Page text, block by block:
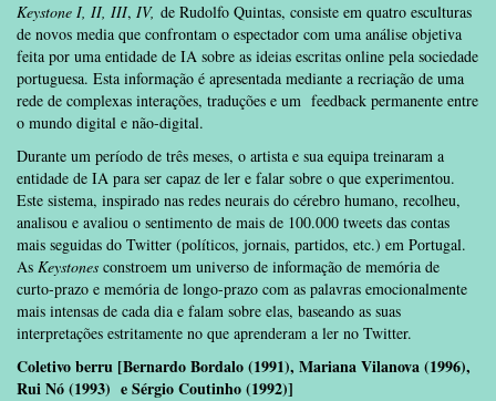
Keystone I, II, III, IV, de Rudolfo Quintas, consiste em quatro esculturas
de novos media que confrontam o espectador com uma análise objetiva
feita por uma entidade de IA sobre as ideias escritas online pela sociedade
portuguesa. Esta informação é apresentada mediante a recriação de uma
rede de complexas interações, traduções e um feedback permanente entre
o mundo digital e não-digital.
Durante um período de três meses, o artista e sua equipa treinaram a
entidade de IA para ser capaz de ler e falar sobre o que experimentou.
Este sistema, inspirado nas redes neurais do cérebro humano, recolheu,
analisou e avaliou o sentimento de mais de 100.000 tweets das contas
mais seguidas do Twitter (políticos, jornais, partidos, etc.) em Portugal.
As Keystones constroem um universo de informação de memória de
curto-prazo e memória de longo-prazo com as palavras emocionalmente
mais intensas de cada dia e falam sobre elas, baseando as suas
interpretações estritamente no que aprenderam a ler no Twitter.
Coletivo berru [Bernardo Bordalo (1991), Mariana Vilanova (1996),
Rui Nó (1993) e Sérgio Coutinho (1992)]